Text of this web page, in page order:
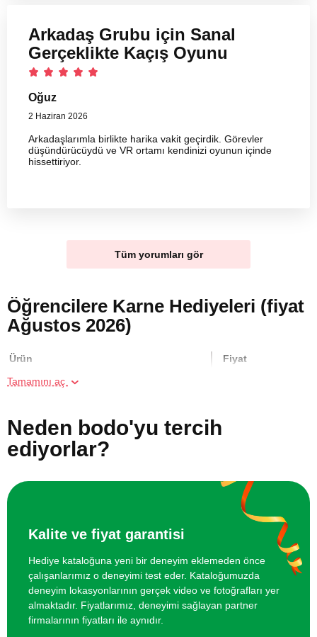
Arkadaş Grubu için Sanal
Gerçeklikte Kaçış Oyunu
Oğuz
2 Haziran 2026
Arkadaşlarımla birlikte harika vakit geçirdik. Görevler
düşündürücüydü ve VR ortamı kendinizi oyunun içinde
hissettiriyor.
Tüm yorumları gör
Öğrencilere Karne Hediyeleri (fiyat
Ağustos 2026)
Ürün Fiyat
VR Sanal Gerçeklik Oyunu
750 TL
Online Heykel Kursu
Online Resim Kursu
Tamamını aç
Neden bodo'yu tercih
ediyorlar?
Kalite ve fiyat garantisi
Hediye kataloğuna yeni bir deneyim eklemeden önce
çalışanlarımız o deneyimi test eder. Kataloğumuzda
deneyim lokasyonlarının gerçek video ve fotoğrafları yer
almaktadır. Fiyatlarımız, deneyimi sağlayan partner
firmalarının fiyatları ile aynıdır.